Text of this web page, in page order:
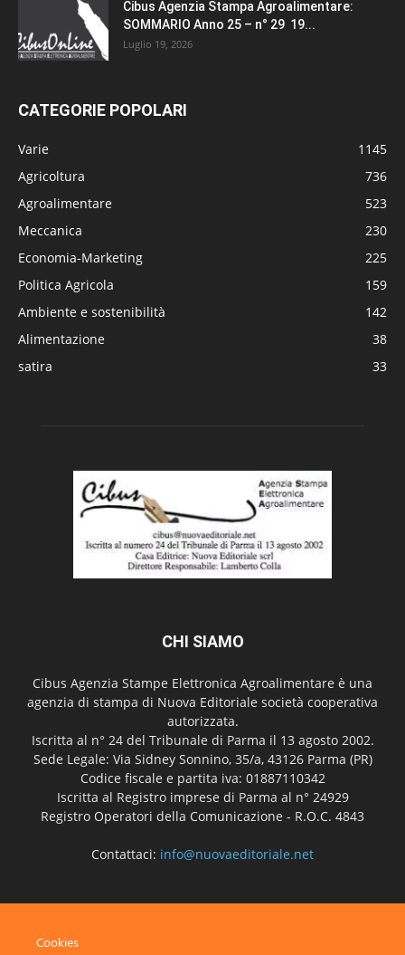
Cibus Agenzia Stampa Agroalimentare:
SOMMARIO Anno 25 – n° 29 19...
Luglio 19, 2026
CATEGORIE POPOLARI
Varie
1145
Agricoltura
736
Agroalimentare
523
Meccanica
230
Economia-Marketing
225
Politica Agricola
159
Ambiente e sostenibilità
142
Alimentazione
38
satira
33
CHI SIAMO
Cibus Agenzia Stampe Elettronica Agroalimentare è una
agenzia di stampa di Nuova Editoriale società cooperativa
autorizzata.
Iscritta al n° 24 del Tribunale di Parma il 13 agosto 2002.
Sede Legale: Via Sidney Sonnino, 35/a, 43126 Parma (PR)
Codice fiscale e partita iva: 01887110342
Iscritta al Registro imprese di Parma al n° 24929
Registro Operatori della Comunicazione - R.O.C. 4843
Contattaci: info@nuovaeditoriale.net
Cookies